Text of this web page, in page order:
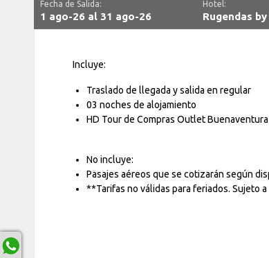
Fecha de Salida:
1 ago-26 al 31 ago-26
Hotel:
Rugendas
Incluye:
Traslado de llegada y salida en regular
03 noches de alojamiento
HD Tour de Compras Outlet
No incluye:
Pasajes aéreos que se cotizarán según
**Tarifas no válidas para feriados. Sujeto